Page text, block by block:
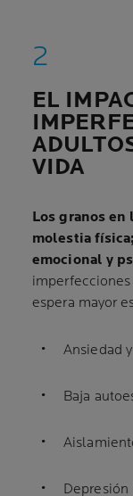
EL
VIDA
Los granos en
molestia
emocional y
espera mayor
Ansiedad
Baja
Depresión